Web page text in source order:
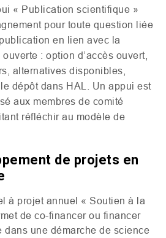
« Publication scientifique »
pour toute question liée
en lien avec la
: option d’accès ouvert,
alternatives disponibles,
dépôt dans HAL
. Un appui est
aux membres de comité
réfléchir au modèle de
de projets en
à projet annuel « Soutien à la
de co-financer ou financer
une démarche de science